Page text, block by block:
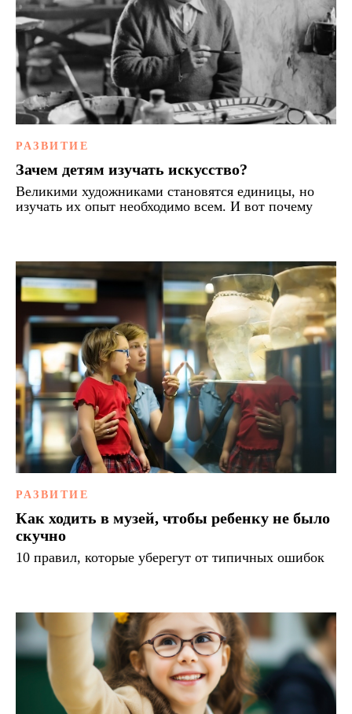
РАЗВИТИЕ
Зачем детям изучать искусство?
Великими художниками становятся единицы, но
изучать их опыт необходимо всем. И вот почему
РАЗВИТИЕ
Как ходить в музей, чтобы ребенку не было
скучно
10 правил, которые уберегут от типичных ошибок